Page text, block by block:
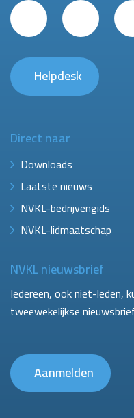
Helpdesk
Direct naar
Downloads
Laatste nieuws
NVKL-bedrijvengids
NVKL-lidmaatschap
NVKL nieuwsbrief
Iedereen, ook niet-leden,
tweewekelijkse
Aanmelden